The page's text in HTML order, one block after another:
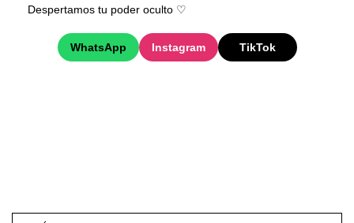
Despertamos tu poder oculto ♡︎
WhatsApp Instagram TikTok